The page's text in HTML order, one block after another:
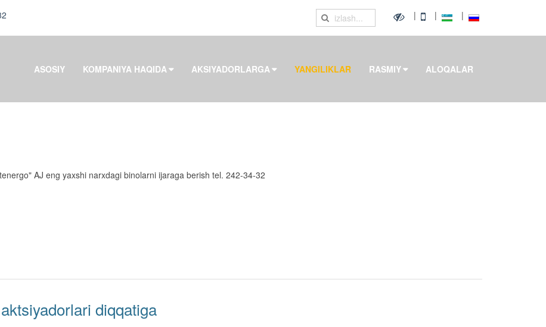
| | |
ASOSIY KOMPANIYA HAQIDA AKSIYADORLARGA YANGILIKLAR RASMIY ALOQALAR
AJ eng yaxshi narxdagi binolarni ijaraga berish tel. 242-34-32
diqqatiga